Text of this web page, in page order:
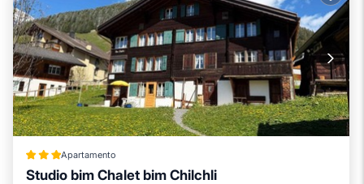
Apartamento
Studio bim Chalet bim Chilchli